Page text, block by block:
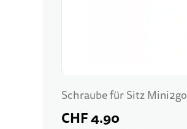
Schraube für Sitz Mini2go
CHF 4.90